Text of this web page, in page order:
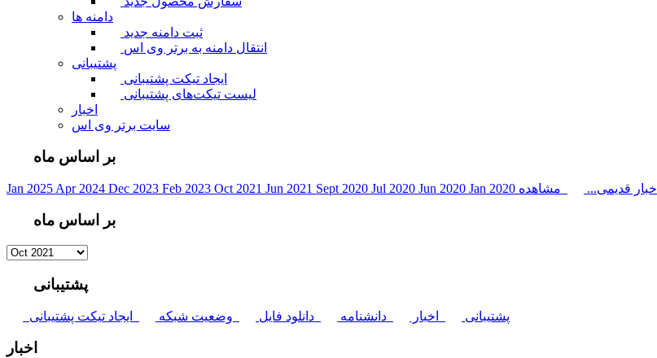
دامنه ها
ثبت دامنه جدید
انتقال دامنه به برتر وی اس
پشتیبانی
ایجاد تیکت پشتیبانی
لیست تیکت‌های پشتیبانی
اخبار
سایت برتر وی اس
بر اساس ماه
Jan 2025Apr 2024 Dec 2023 Feb 2023 Oct 2021 Jun 2021 Sept 2020 Jul 2020 Jun 2020 Jan 2020 اخبار قدیمی...
بر اساس ماه
پشتیبانی
پشتیبانی اخبار دانشنامه دانلود فایل وضعیت شبکه ایجاد تیکت پشتیبانی
اخبار